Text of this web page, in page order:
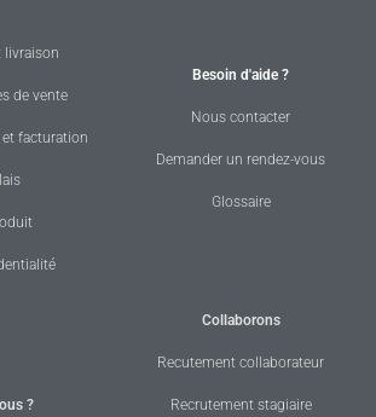
livraison
de vente
facturation
Besoin d'aide ?
Nous contacter
Demander un rendez-vous
Glossaire
?
Collaborons
Recutement collaborateur
Recrutement stagiaire